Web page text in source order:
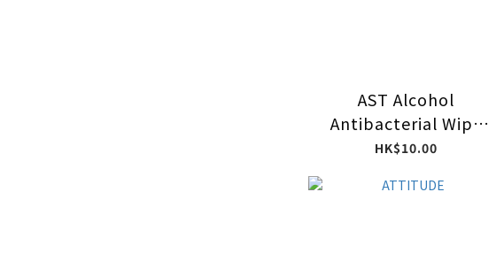
AST Alcohol
Antibacterial Wips
50pcs
HK$10.00